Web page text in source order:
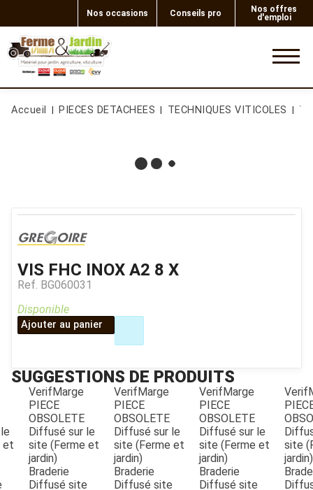
Nos occasions Conseils pro
Nos offres
d'emploi
JOUET
Accueil PIECES DETACHEES TECHNIQUES VITICOLES
VIS FHC INOX A2 8 X
Ref. BG060031
Disponible
Ajouter au panier
SUGGESTIONS DE PRODUITS
et
VerifMarge
PIECE
OBSOLETE
Diffusé sur le
site (Ferme et
jardin)
Braderie
Diffusé site
VerifMarge
PIECE
OBSOLETE
Diffusé sur le
site (Ferme et
jardin)
Braderie
Diffusé site
VerifMarge
PIECE
OBSOLETE
Diffusé sur le
site (Ferme et
jardin)
Braderie
Diffusé site
site
jardin)